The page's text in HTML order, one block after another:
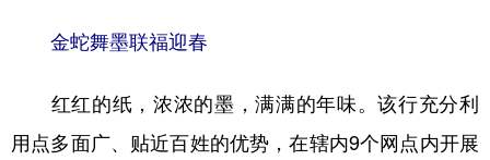
辽宁 吉林
金蛇舞墨联福迎春
红红的纸，浓浓的墨，满满的年味。该行充分利
用点多面广、贴近百姓的优势，在辖内9个网点内开展